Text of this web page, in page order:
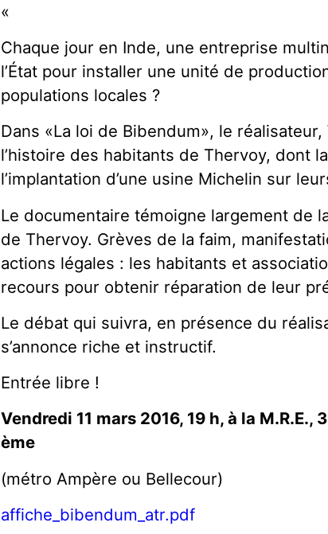
«
Chaque jour en Inde, une entreprise
l’État pour installer une unité de
populations locales ?
Dans «La loi de Bibendum», le
l’histoire des habitants de Thervoy, dont
l’implantation d’une usine Michelin sur
Le documentaire témoigne largement de
de Thervoy. Grèves de la faim,
actions légales : les habitants et
recours pour obtenir réparation de leur
Le débat qui suivra, en présence du
s’annonce riche et instructif.
Entrée libre !
Vendredi 11 mars 2016, 19 h, à la M.R.E.,
ème
(métro Ampère ou Bellecour)
affiche_bibendum_atr.pdf